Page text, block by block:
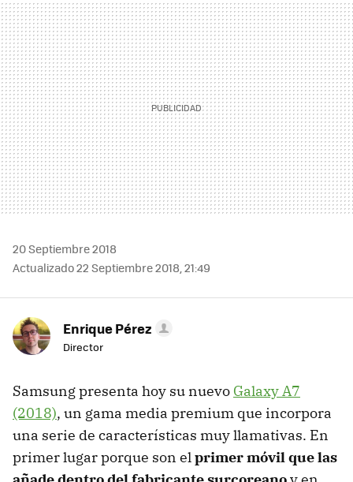
MAIL
20 Septiembre 2018
Actualizado 22 Septiembre 2018, 21:49
Enrique Pérez
Director
Samsung presenta hoy su nuevo Galaxy A7
(2018), un gama media premium que incorpora
una serie de características muy llamativas. En
primer lugar porque son elprimer móvil que las